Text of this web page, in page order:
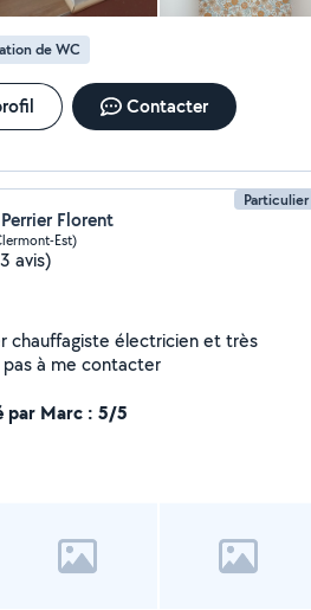
de WC
Contacter
Particulier
Florent
Est)
avis)
chauffagiste électricien et très
à me contacter
par Marc : 5/5